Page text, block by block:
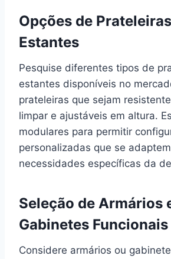
Opções de
Estantes
Pesquise diferentes tipos de
estantes disponíveis no
prateleiras que sejam
limpar e ajustáveis em altura.
modulares para permitir
personalizadas que se
necessidades específicas da
Seleção de Armários
Gabinetes Funcionais
Considere armários ou